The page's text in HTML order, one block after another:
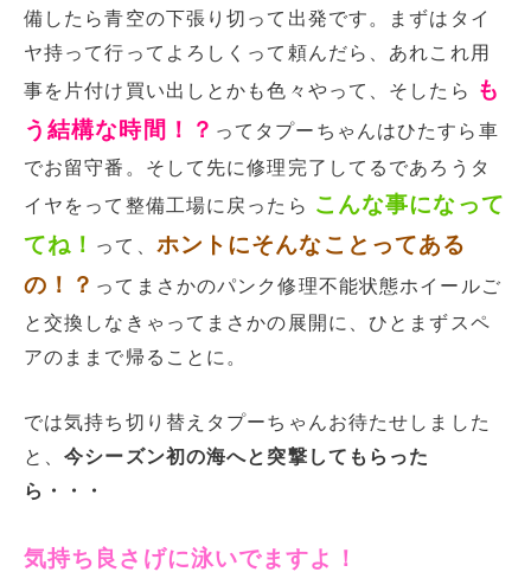
備したら青空の下張り切って出発です。まずはタイ
ヤ持って行ってよろしくって頼んだら、あれこれ用
事を片付け買い出しとかも色々やって、そしたら
も
う結構な時間！？ ってタプーちゃんはひたすら車
でお留守番。そして先に修理完了してるであろうタ
イヤをって整備工場に戻ったら こんな事になって
てね！ って、 ホントにそんなことってある
の！？ ってまさかのパンク修理不能状態ホイールご
と交換しなきゃってまさかの展開に、ひとまずスペ
アのままで帰ることに。
では気持ち切り替えタプーちゃんお待たせしました
と、今シーズン初の海へと突撃してもらった
ら・・・
気持ち良さげに泳いでますよ！